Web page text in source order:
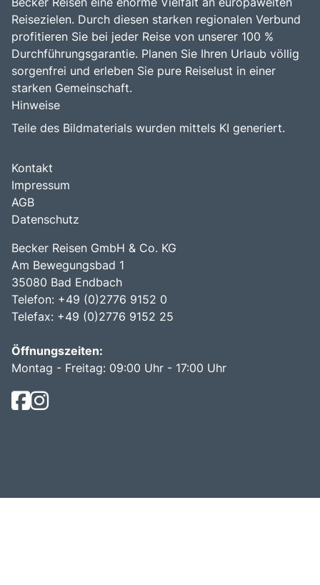
Reisezielen. Durch diesen starken regionalen Verbund
profitieren Sie bei jeder Reise von unserer 100 %
Durchführungsgarantie. Planen Sie Ihren Urlaub völlig
sorgenfrei und erleben Sie pure Reiselust in einer
starken Gemeinschaft.
Hinweise
Teile des Bildmaterials wurden mittels KI generiert.
Kontakt
Impressum
AGB
Datenschutz
Becker Reisen GmbH & Co. KG
Am Bewegungsbad 1
35080 Bad Endbach
Telefon: +49 (0)2776 9152 0
Telefax: +49 (0)2776 9152 25
Öffnungszeiten:
Montag - Freitag: 09:00 Uhr - 17:00 Uhr